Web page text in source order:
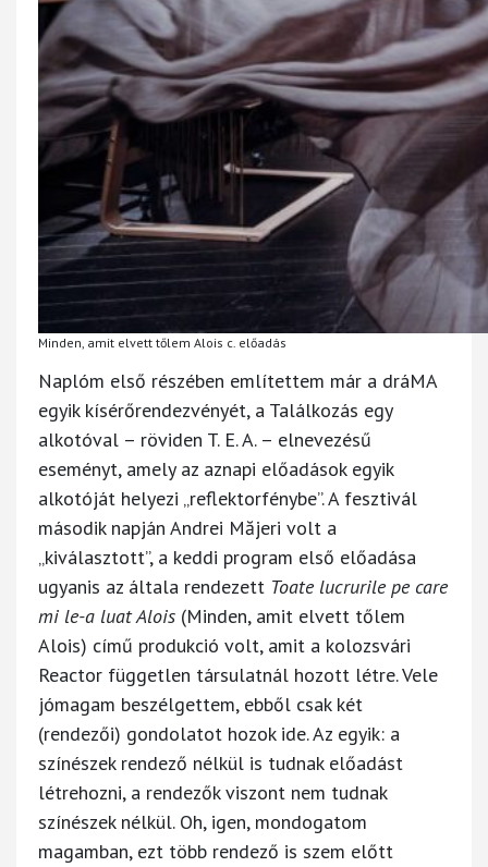
Minden, amit elvett tőlem Alois c. előadás
Naplóm első részében említettem már a dráMA
egyik kísérőrendezvényét, a Találkozás egy
alkotóval – röviden T. E. A. – elnevezésű
eseményt, amely az aznapi előadások egyik
alkotóját helyezi „reflektorfénybe”. A fesztivál
második napján Andrei Măjeri volt a
„kiválasztott”, a keddi program első előadása
ugyanis az általa rendezett Toate lucrurile pe care
mi le-a luat Alois (Minden, amit elvett tőlem
Alois) című produkció volt, amit a kolozsvári
Reactor független társulatnál hozott létre. Vele
jómagam beszélgettem, ebből csak két
(rendezői) gondolatot hozok ide. Az egyik: a
színészek rendező nélkül is tudnak előadást
létrehozni, a rendezők viszont nem tudnak
színészek nélkül. Oh, igen, mondogatom
magamban, ezt több rendező is szem előtt